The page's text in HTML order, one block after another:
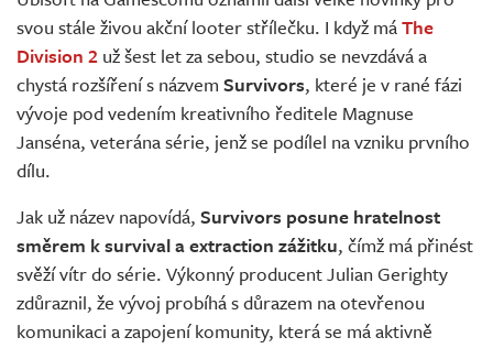
Živě
svou stále živou akční looter střílečku. I když máThe
Division 2 už šest let za sebou, studio se nevzdává a
chystá rozšíření s názvem Survivors, které je v rané fázi
vývoje pod vedením kreativního ředitele Magnuse
Janséna, veterána série, jenž se podílel na vzniku prvního
dílu.
Jak už název napovídá, Survivors posune hratelnost
směrem k survival a extraction zážitku, čímž má přinést
svěží vítr do série. Výkonný producent Julian Gerighty
zdůraznil, že vývoj probíhá s důrazem na otevřenou
komunikaci a zapojení komunity, která se má aktivně